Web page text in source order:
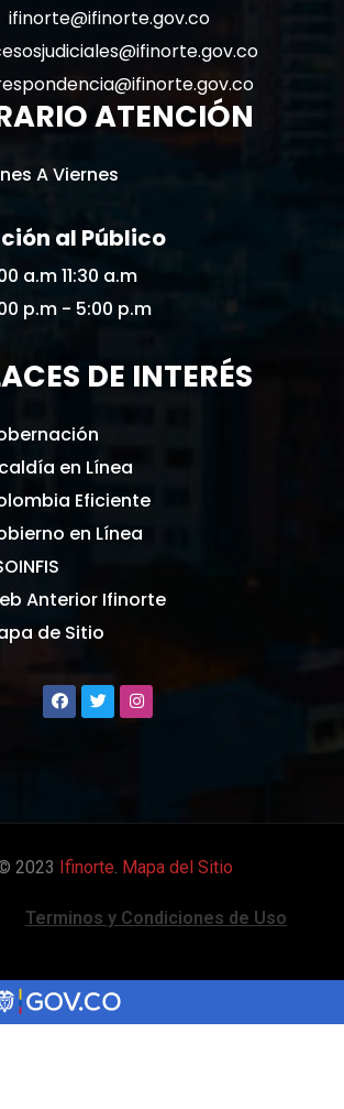
ifinorte@ifinorte.gov.co
ATENCIÓN
A Viernes
al Público
a.m 11:30 a.m
p.m - 5:00 p.m
DE INTERÉS
en Línea
Eficiente
en Línea
Anterior Ifinorte
de Sitio
2023 Ifinorte Mapa del Sitio
Terminos y Condiciones de Uso